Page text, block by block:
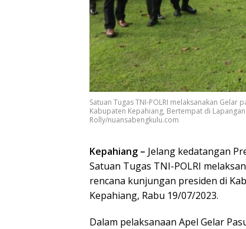
Satuan Tugas TNI-POLRI melaksanakan
Kabupaten Kepahiang, Bertempat di
Rolly/nuansabengkulu.com
Kepahiang – Jelang kedatangan
Satuan Tugas TNI-POLRI
rencana kunjungan presiden di
Kepahiang, Rabu 19/07/2023.
Dalam pelaksanaan Apel Gelar